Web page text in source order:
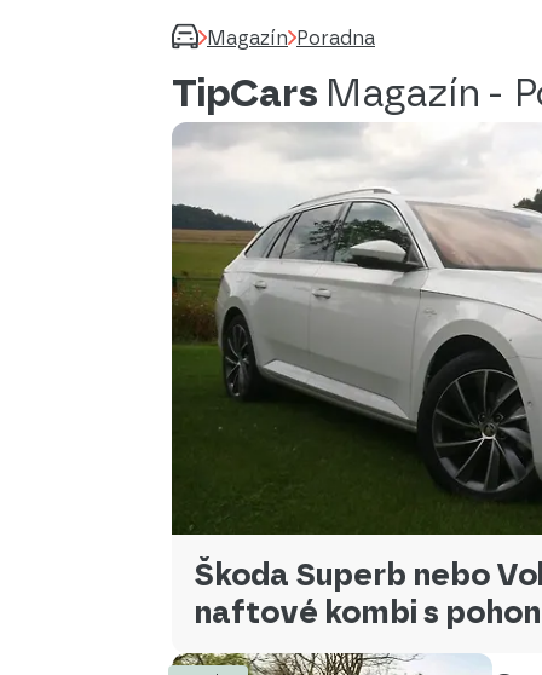
Magazín Poradna
TipCars Magazín -
Škoda Superb nebo
naftové kombi s